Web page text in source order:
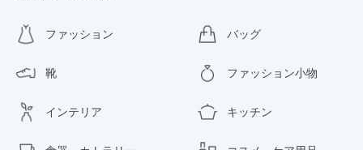
ファッション バッグ
靴 ファッション小物
インテリア キッチン